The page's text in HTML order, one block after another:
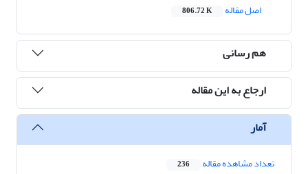
اصل مقاله
806.72 K
هم رسانی
ارجاع به این مقاله
آمار
تعداد مشاهده مقاله 236